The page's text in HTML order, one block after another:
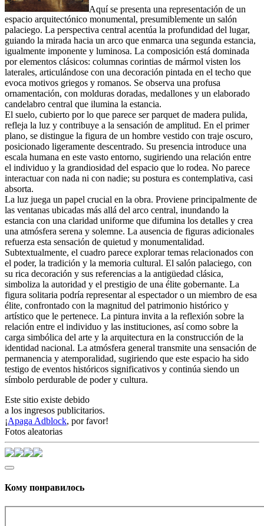
Aquí se presenta una representación de un
espacio arquitectónico monumental, presumiblemente un salón
palaciego. La perspectiva central acentúa la profundidad del lugar,
guiando la mirada hacia un arco que enmarca una segunda estancia,
igualmente imponente y luminosa. La composición está dominada
por elementos clásicos: columnas corintias de mármol visten los
laterales, articulándose con una decoración pintada en el techo que
evoca motivos griegos y romanos. Se observa una profusa
ornamentación, con molduras doradas, medallones y un elaborado
candelabro central que ilumina la estancia.
El suelo, cubierto por lo que parece ser parquet de madera pulida,
refleja la luz y contribuye a la sensación de amplitud. En el primer
plano, se distingue la figura de un hombre vestido con traje oscuro,
posicionado ligeramente descentrado. Su presencia introduce una
escala humana en este vasto entorno, sugiriendo una relación entre
el individuo y la grandiosidad del espacio que lo rodea. No parece
interactuar con nada ni con nadie; su postura es contemplativa, casi
absorta.
La luz juega un papel crucial en la obra. Proviene principalmente de
las ventanas ubicadas más allá del arco central, inundando la
estancia con una claridad uniforme que difumina los detalles y crea
una atmósfera serena y solemne. La ausencia de figuras adicionales
refuerza esta sensación de quietud y monumentalidad.
Subtextualmente, el cuadro parece explorar temas relacionados con
el poder, la tradición y la memoria cultural. El salón palaciego, con
su rica decoración y sus referencias a la antigüedad clásica,
simboliza la autoridad y el prestigio de una élite gobernante. La
figura solitaria podría representar al espectador o un miembro de esa
élite, confrontado con la magnitud del patrimonio histórico y
artístico que le pertenece. La pintura invita a la reflexión sobre la
relación entre el individuo y las instituciones, así como sobre la
carga simbólica del arte y la arquitectura en la construcción de la
identidad nacional. La atmósfera general transmite una sensación de
permanencia y atemporalidad, sugiriendo que este espacio ha sido
testigo de eventos históricos significativos y continúa siendo un
símbolo perdurable de poder y cultura.
Este sitio existe debido
a los ingresos publicitarios.
¡Apaga Adblock, por favor!
Fotos aleatorias
Кому понравилось